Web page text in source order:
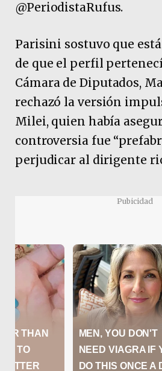
@PeriodistaRufus.
Parisini sostuvo que
de que el perfil
Cámara de Diputados,
rechazó la versión
Milei, quien había
controversia fue
perjudicar al dirigente
Pubicidad